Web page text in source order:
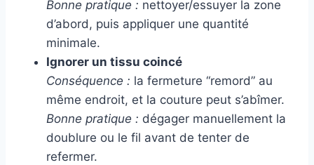
Bonne pratique : nettoyer/essuyer la zone
d’abord, puis appliquer une quantité
minimale.
Ignorer un tissu coincé
Conséquence : la fermeture “remord” au
même endroit, et la couture peut s’abîmer.
Bonne pratique : dégager manuellement la
doublure ou le fil avant de tenter de
refermer.